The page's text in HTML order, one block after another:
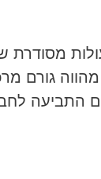
גורם
התביעה